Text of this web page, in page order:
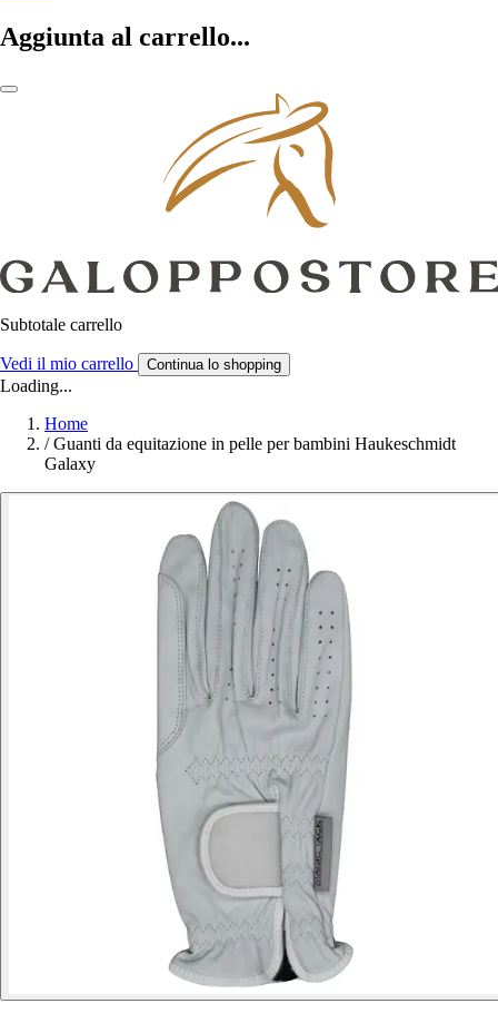
Aggiunta al carrello...
Subtotale carrello
Vedi il mio carrello Continua lo shopping
Loading...
Home
/ Guanti da equitazione in pelle per bambini Haukeschmidt
Galaxy